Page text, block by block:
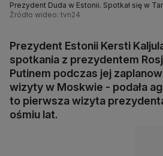
Prezydent Duda w Estonii. Spotkał się w
Źródło wideo: tvn24
Prezydent Estonii Kersti
spotkania z prezydentem
Putinem podczas jej
wizyty w Moskwie - podała
to pierwsza wizyta
ośmiu lat.